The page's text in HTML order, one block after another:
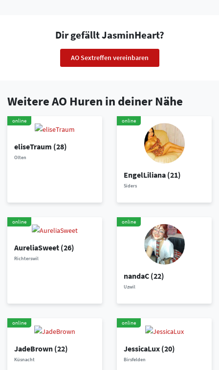
Dir gefällt JasminHeart?
AO Sextreffen vereinbaren
Weitere AO Huren in deiner Nähe
online
eliseTraum (28)
Olten
online
EngelLiliana (21)
Siders
online
AureliaSweet (26)
Richterswil
online
nandaC (22)
Uzwil
online
JadeBrown (22)
Küsnacht
online
JessicaLux (20)
Birsfelden